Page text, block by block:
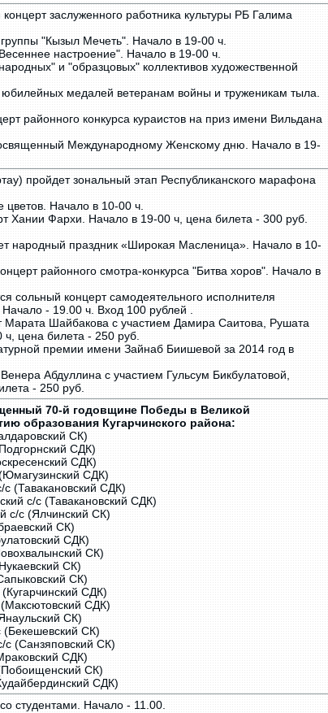
заслуженного работника культуры РБ Галима
"Кызыл Мечеть". Начало в 19-00 ч.
настроение". Начало в 19-00 ч.
и "образцовых" коллективов художественной
юбилейных медалей ветеранам войны и труженикам тыла.
районного конкурса кураистов на приз имени Вильдана
Международному Женскому дню. Начало в 19-
пройдет зональный этап Республиканского марафона
Начало в 10-00 ч.
Хании Фархи. Начало в 19-00 ч, цена билета - 300 руб.
народный праздник «Широкая Масленица». Начало в 10-
районного смотра-конкурса "Битва хоров". Начало в
сольный концерт самодеятельного исполнителя
- 19.00 ч. Вход 100 рублей .
Марата Шайбакова с участием Дамира Саитова, Рушата
цена билета - 250 руб.
премии имени Зайнаб Биишевой за 2014 год в
Абдуллина с участием Гульсум Бикбулатовой,
- 250 руб.
70-й годовщине Победы в Великой
образования Кугарчинского района:
СК)
СДК)
СДК)
СДК)
с (Тавакановский СДК)
с/с (Тавакановский СДК)
с/с (Ялчинский СК)
СК)
СДК)
СК)
СК)
СК)
СДК)
(Максютовский СДК)
СК)
(Бекешевский СК)
с (Санзяповский СК)
СДК)
СК)
СДК)
студентами. Начало - 11.00.